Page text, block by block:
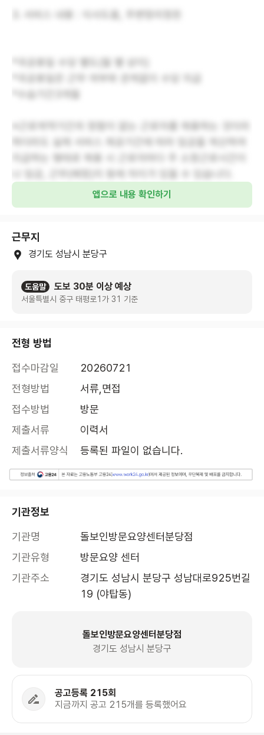
하더라도 실제 서비스 제공기간에 따라 임금을 계산하여
앱으로 내용 확인하기
근무지
경기도 성남시 분당구
도움말 도보 30분 이상 예상
서울특별시 중구 태평로1가 31 기준
전형 방법
접수마감일
20260721
전형방법
서류,면접
접수방법
방문
제출서류
이력서
제출서류양식
등록된 파일이 없습니다.
기관정보
기관명
돌보인방문요양센터분당점
기관유형
방문요양 센터
기관주소
경기도 성남시 분당구 성남대로925번길
19 (야탑동)
돌보인방문요양센터분당점
경기도 성남시 분당구
공고등록 215회
지금까지 공고 215개를 등록했어요